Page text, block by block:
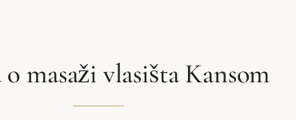
masaži vlasišta Kansom